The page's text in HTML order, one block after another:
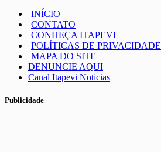
INÍCIO
CONTATO
CONHEÇA ITAPEVI
POLÍTICAS DE PRIVACIDADE
MAPA DO SITE
DENUNCIE AQUI
Canal Itapevi Noticias
Publicidade